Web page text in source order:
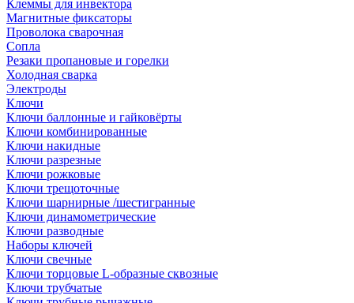
Клеммы для инвектора
Магнитные фиксаторы
Проволока сварочная
Сопла
Резаки пропановые и горелки
Холодная сварка
Электроды
Ключи
Ключи баллонные и гайковёрты
Ключи комбинированные
Ключи накидные
Ключи разрезные
Ключи рожковые
Ключи трещоточные
Ключи шарнирные /шестигранные
Ключи динамометрические
Ключи разводные
Наборы ключей
Ключи свечные
Ключи торцовые L-образные сквозные
Ключи трубчатые